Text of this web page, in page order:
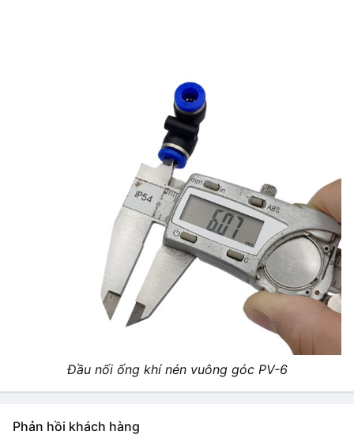
Đầu nối ống khí nén vuông góc PV-6
Phản hồi khách hàng